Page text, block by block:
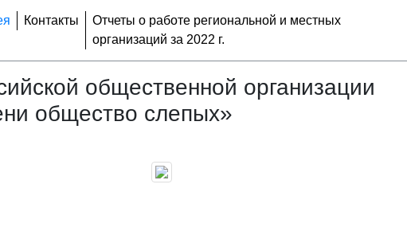
Контакты
Отчеты о работе региональной и местных
организаций за 2022 г.
общественной организации
общество слепых»